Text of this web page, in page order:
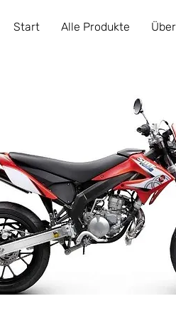
Start Alle Produkte